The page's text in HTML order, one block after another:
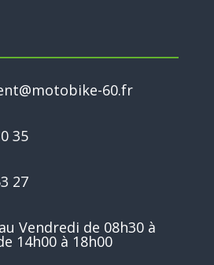
60.fr
35
27
Vendredi de 08h30 à
14h00 à 18h00